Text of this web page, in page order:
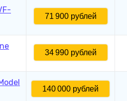
71 900 рублей
34 990 рублей
140 000 рублей